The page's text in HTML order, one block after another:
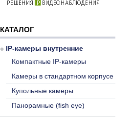
КАТАЛОГ
IP-камеры внутренние
Компактные IP-камеры
Камеры в стандартном корпусе
Купольные камеры
Панорамные (fish eye)